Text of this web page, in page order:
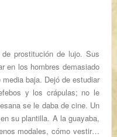
prostitución de lujo. Sus
en los hombres demasiado
baja. Dejó de estudiar
y los crápulas; no le
se le daba de cine. Un
su plantilla. A la guayaba,
modales, cómo vestir…